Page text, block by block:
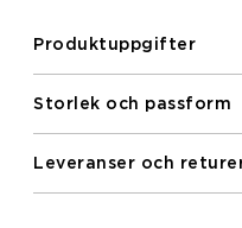
vävda 4-vägsstretch-
silhuett med vatten-
cyklar i mörkret.
Produktuppgifter
Storlek och passform
Leveranser och